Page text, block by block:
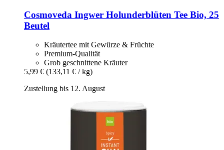
Cosmoveda Ingwer Holunderblüten Tee Bio, 25
Beutel
Kräutertee mit Gewürze & Früchte
Premium-Qualität
Grob geschnittene Kräuter
5,99 € (133,11 € / kg)
Zustellung bis 12. August